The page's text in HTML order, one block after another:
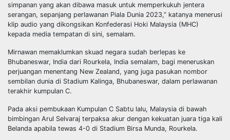
simpanan yang akan dibawa masuk untuk memperkukuh jentera
serangan, sepanjang perlawanan Piala Dunia 2023,” katanya menerusi
klip audio yang dikongsikan Konfederasi Hoki Malaysia (MHC)
kepada media tempatan di sini, semalam.
Mirnawan memaklumkan skuad negara sudah berlepas ke
Bhubaneswar, India dari Rourkela, India semalam, bagi meneruskan
perjuangan menentang New Zealand, yang juga pasukan nombor
sembilan dunia di Stadium Kalinga, Bhubaneswar, dalam perlawanan
terakhir kumpulan C.
Pada aksi pembukaan Kumpulan C Sabtu lalu, Malaysia di bawah
bimbingan Arul Selvaraj terpaksa akur dengan kekuatan juara tiga kali
Belanda apabila tewas 4-0 di Stadium Birsa Munda, Rourkela.